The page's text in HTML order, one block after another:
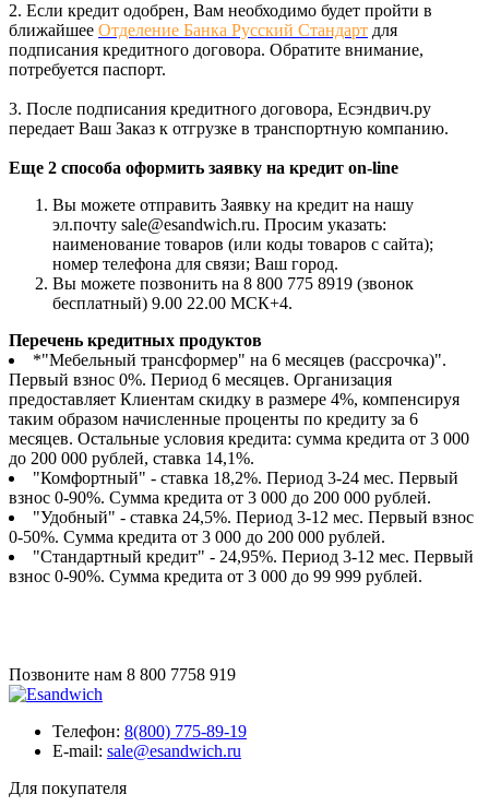
2. Если кредит одобрен, Вам необходимо будет пройти в
ближайшее Отделение Банка Русский Стандарт для
подписания кредитного договора. Обратите внимание,
потребуется паспорт.
3. После подписания кредитного договора, Есэндвич.ру
передает Ваш Заказ к отгрузке в транспортную компанию.
Еще 2 способа оформить заявку на кредит on-line
Вы можете отправить Заявку на кредит на нашу
эл.почту sale@esandwich.ru. Просим указать:
наименование товаров (или коды товаров с сайта);
номер телефона для связи; Ваш город.
Вы можете позвонить на 8 800 775 8919 (звонок
бесплатный) 9.00 22.00 МСК+4.
Перечень кредитных продуктов
*"Мебельный трансформер" на 6 месяцев (рассрочка)".
Первый взнос 0%. Период 6 месяцев. Организация
предоставляет Клиентам скидку в размере 4%, компенсируя
таким образом начисленные проценты по кредиту за 6
месяцев. Остальные условия кредита: сумма кредита от 3 000
до 200 000 рублей, ставка 14,1%.
"Комфортный" - ставка 18,2%. Период 3-24 мес. Первый
взнос 0-90%. Сумма кредита от 3 000 до 200 000 рублей.
"Удобный" - ставка 24,5%. Период 3-12 мес. Первый взнос
0-50%. Сумма кредита от 3 000 до 200 000 рублей.
"Стандартный кредит" - 24,95%. Период 3-12 мес. Первый
взнос 0-90%. Сумма кредита от 3 000 до 99 999 рублей.
Позвоните нам 8 800 7758 919
Телефон: 8(800) 775-89-19
E-mail: sale@esandwich.ru
Для покупателя